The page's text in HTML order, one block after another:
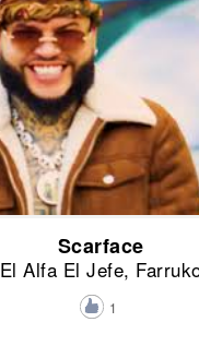
Scarface
El Alfa El Jefe,
1